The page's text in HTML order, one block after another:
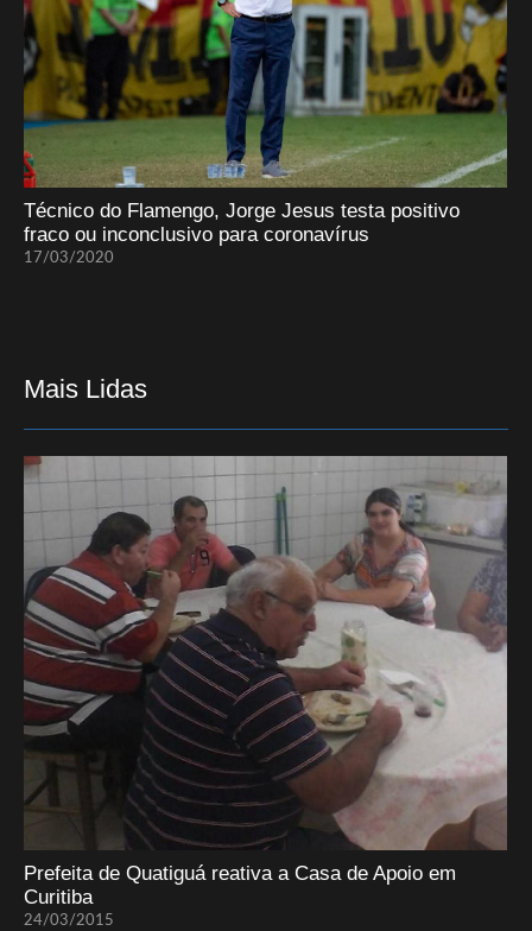
Técnico do Flamengo, Jorge Jesus testa positivo
fraco ou inconclusivo para coronavírus
17/03/2020
Mais Lidas
Prefeita de Quatiguá reativa a Casa de Apoio em
Curitiba
24/03/2015